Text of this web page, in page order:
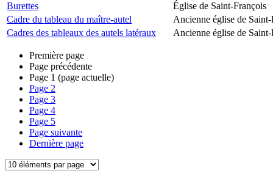
Burettes
Église de Saint-François
Cadre du tableau du maître-autel
Ancienne église de Saint-
Cadres des tableaux des autels latéraux
Ancienne église de Saint-
Première page
Page précédente
Page 1 (page actuelle)
Page 2
Page 3
Page 4
Page 5
Page suivante
Dernière page